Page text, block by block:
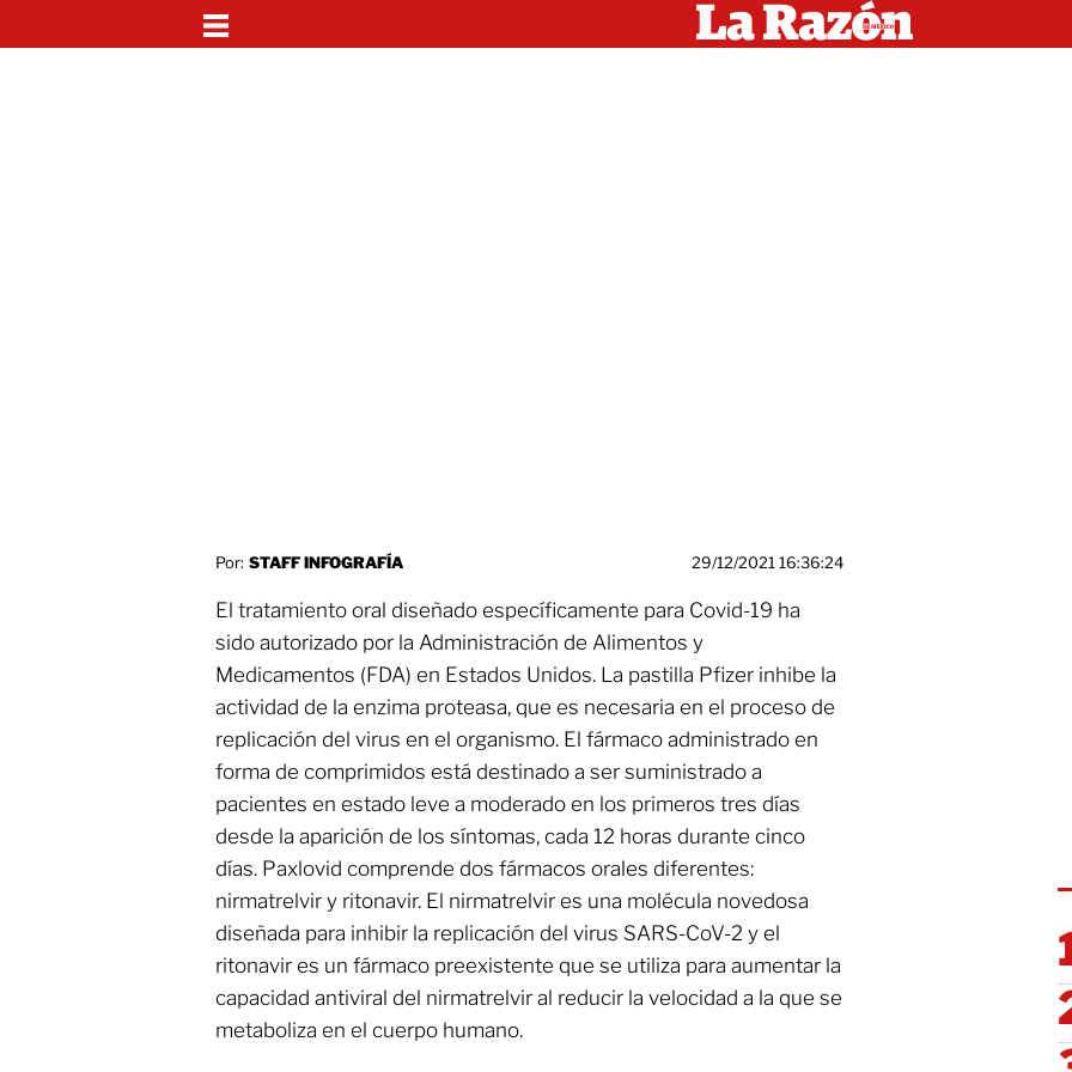
Por: STAFF INFOGRAFÍA 29/12/2021 16:36:24
El tratamiento oral diseñado específicamente para Covid-19 ha
sido autorizado por la Administración de Alimentos y
Medicamentos (FDA) en Estados Unidos. La pastilla Pfizer inhibe la
actividad de la enzima proteasa, que es necesaria en el proceso de
replicación del virus en el organismo. El fármaco administrado en
forma de comprimidos está destinado a ser suministrado a
pacientes en estado leve a moderado en los primeros tres días
desde la aparición de los síntomas, cada 12 horas durante cinco
días. Paxlovid comprende dos fármacos orales diferentes:
nirmatrelvir y ritonavir. El nirmatrelvir es una molécula novedosa
diseñada para inhibir la replicación del virus SARS-CoV-2 y el
ritonavir es un fármaco preexistente que se utiliza para aumentar la
capacidad antiviral del nirmatrelvir al reducir la velocidad a la que se
metaboliza en el cuerpo humano.